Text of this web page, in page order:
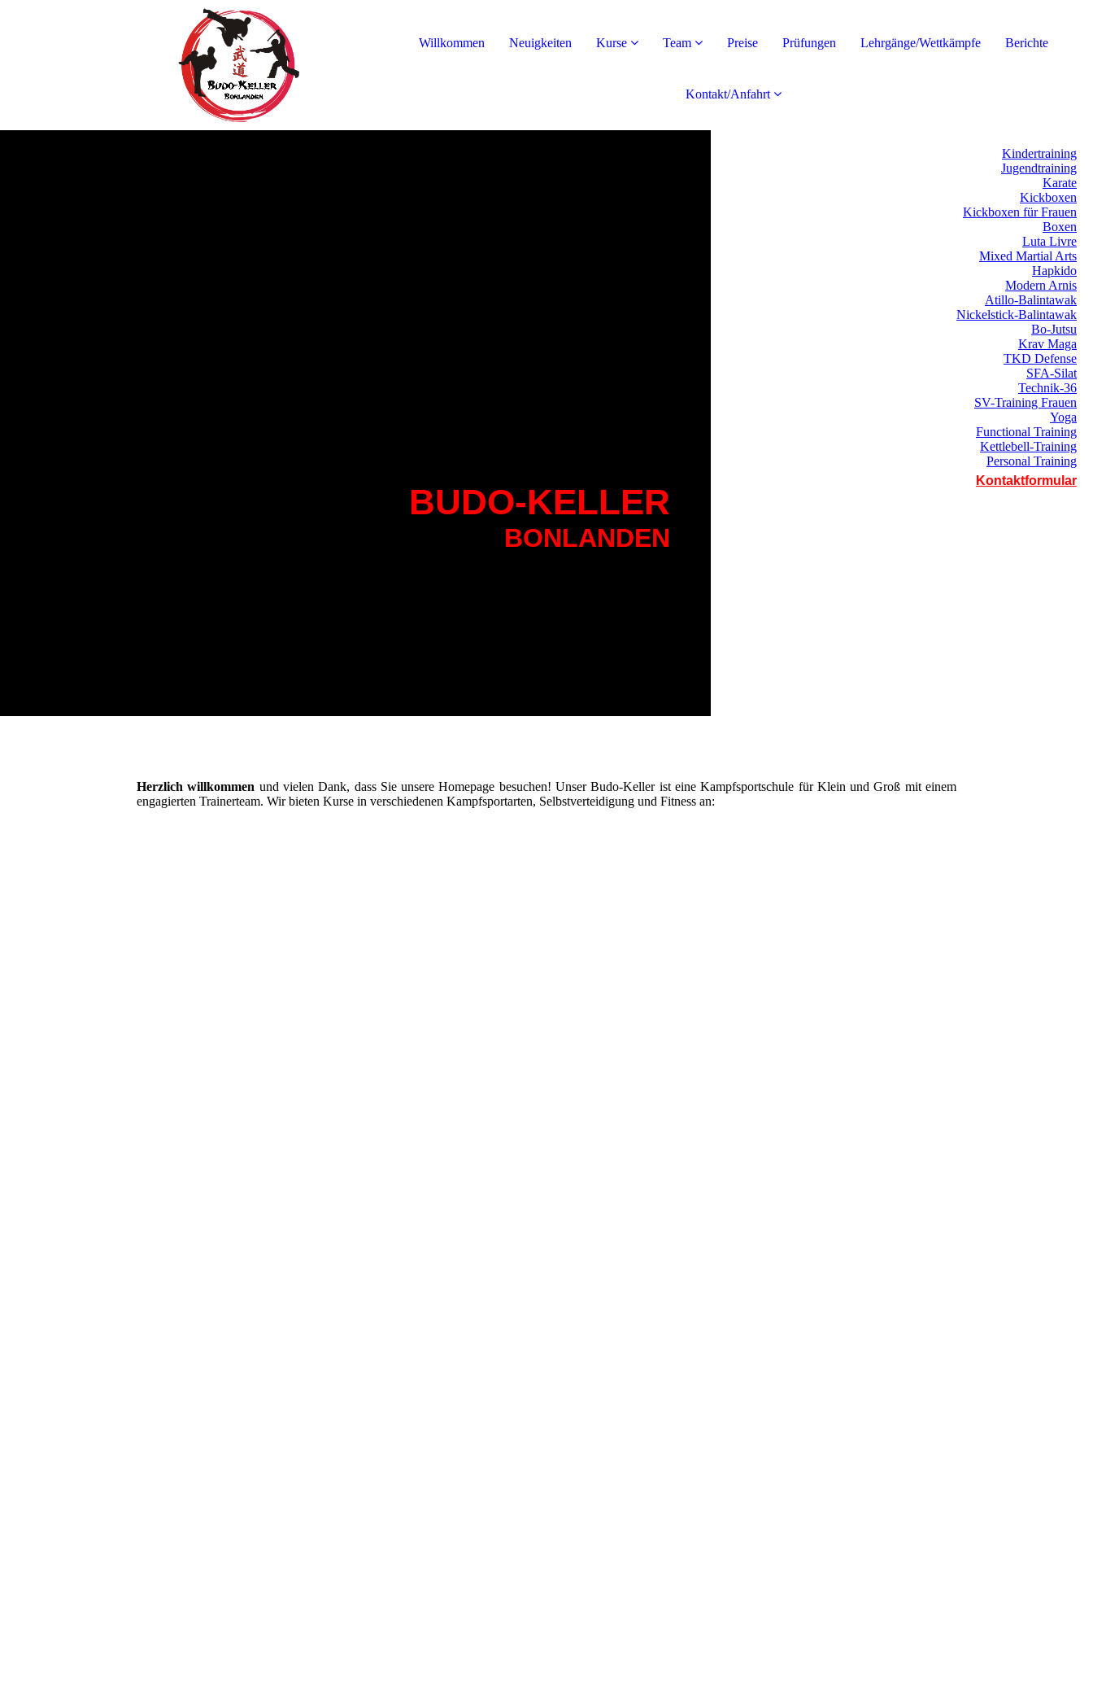
Willkommen Neuigkeiten Kurse Team Preise Prüfungen Lehrgänge/Wettkämpfe Berichte
Kontakt/Anfahrt
BUDO-KELLER
BONLANDEN
Kindertraining
Jugendtraining
Karate
Kickboxen
Kickboxen für Frauen
Boxen
Luta Livre
Mixed Martial Arts
Hapkido
Modern Arnis
Atillo-Balintawak
Nickelstick-Balintawak
Bo-Jutsu
Krav Maga
TKD Defense
SFA-Silat
Technik-36
SV-Training Frauen
Yoga
Functional Training
Kettlebell-Training
Personal Training
Kontaktformular
Herzlich willkommen und vielen Dank, dass Sie unsere Homepage besuchen! Unser Budo-Keller ist eine Kampfsportschule für Klein und Groß mit einem
engagierten Trainerteam. Wir bieten Kurse in verschiedenen Kampfsportarten, Selbstverteidigung und Fitness an: